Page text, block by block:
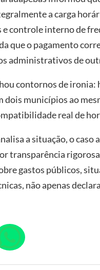
a carga
controle interno de
que o pagamento
administrativos de
contornos de ironia:
dois municípios ao
real de
a situação, o caso
transparência
gastos públicos,
não apenas